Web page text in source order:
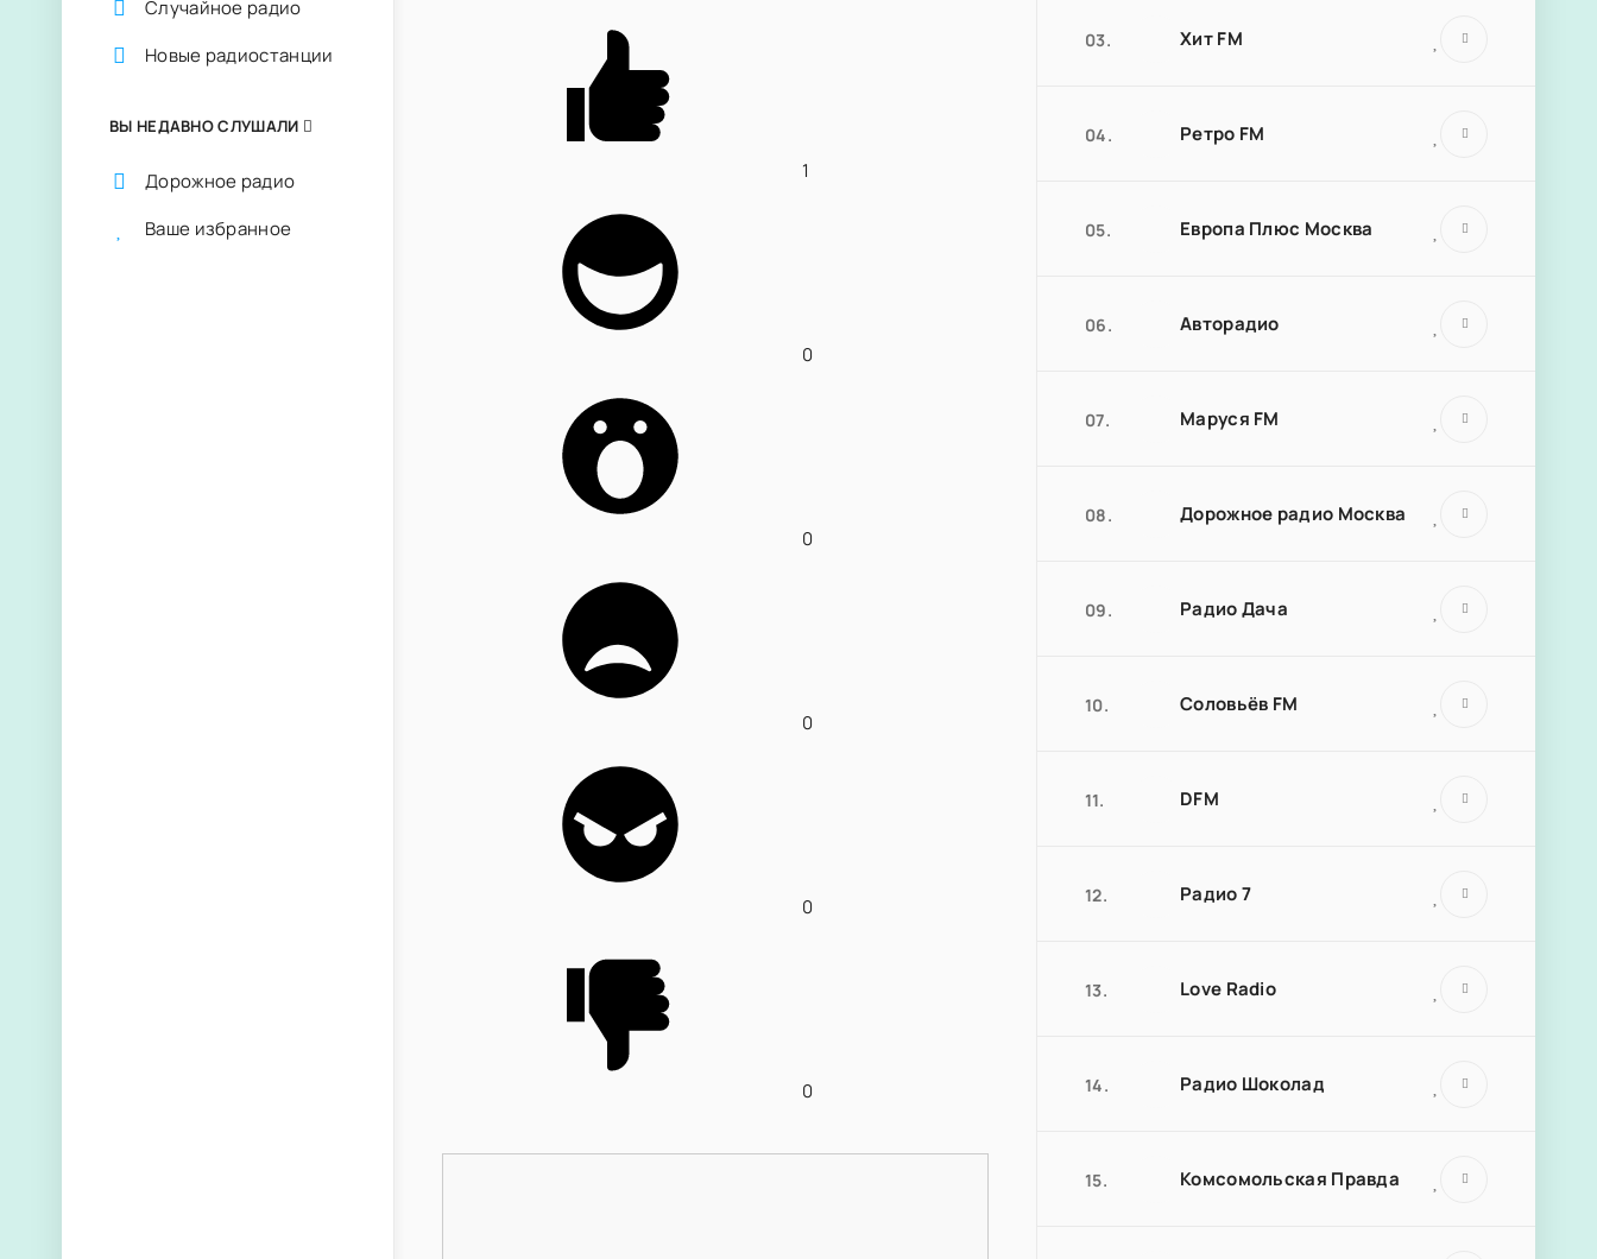
1
0
0
0
0
0
03. Хит FM
04. Ретро FM
05. Европа Плюс Москва
06. Авторадио
07. Маруся FM
08. Дорожное радио Москва
09. Радио Дача
10. Соловьёв FM
11. DFM
12. Радио 7
13. Love Radio
14. Радио Шоколад
15. Комсомольская Правда
Случайное радио
Новые радиостанции
ВЫ НЕДАВНО СЛУШАЛИ
Дорожное радио
Ваше избранное